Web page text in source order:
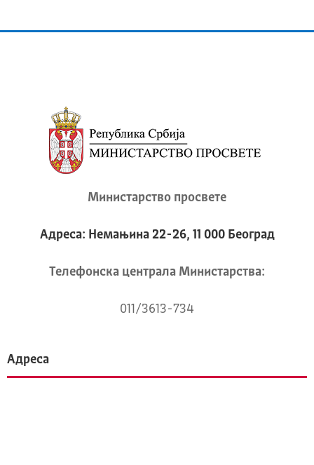
Министарство просвете
Адреса: Немањина 22-26, 11 000 Београд
Телeфонска централа Mинистарства:
011/3613-734
Адреса